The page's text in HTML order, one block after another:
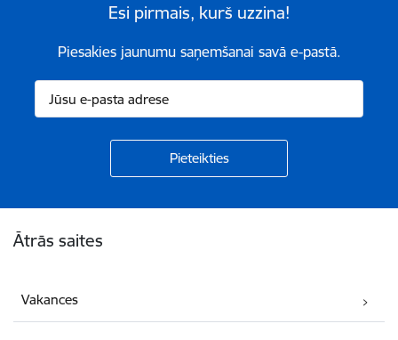
Esi pirmais, kurš uzzina!
Piesakies jaunumu saņemšanai savā e-pastā.
Ātrās saites
Vakances